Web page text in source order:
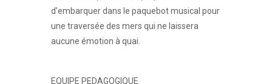
d’embarquer dans le paquebot musical pour
une traversée des mers qui ne laissera
aucune émotion à quai.
EQUIPE PEDAGOGIQUE